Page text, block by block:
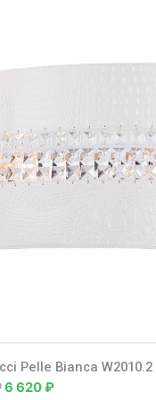
Pelle Bianca W2010.2
6 620₽